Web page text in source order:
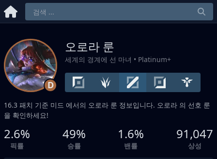
D
오로라 룬
세계의 경계에 선 마녀 • Platinum+
16.3 패치 기준 미드 에서의 오로라 룬 정보입니다. 오로라 의 선호 룬
을 확인하세요!
2.6%
픽률
49%
승률
1.6%
밴률
91,047
상성